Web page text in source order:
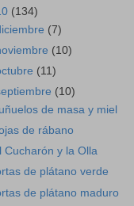
(134)
(7)
(10)
(11)
(10)
de masa y miel
de rábano
Cucharón y la Olla
de plátano verde
de plátano maduro